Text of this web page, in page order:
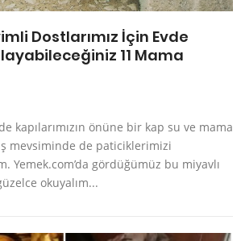
Dostlarımız İçin Evde
11 Mama
kapılarımızın önüne bir kap su ve mama
mevsiminde de paticiklerimizi
Yemek.com’da gördüğümüz bu miyavlı
okuyalım...